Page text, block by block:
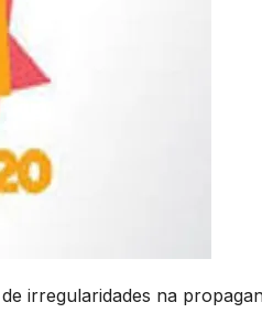
irregularidades na